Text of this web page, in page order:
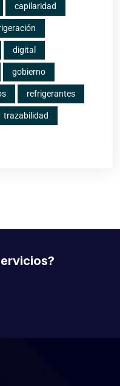
capilaridad
digital
gobierno
refrigerantes
trazabilidad